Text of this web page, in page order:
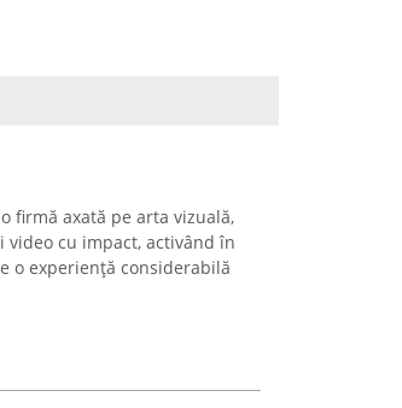
firmă axată pe arta vizuală,
cu impact, activând în
o experiență considerabilă